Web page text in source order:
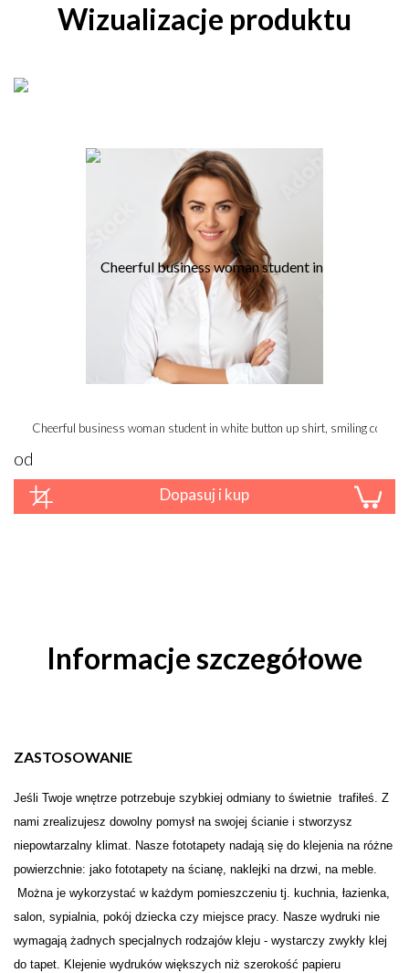
Wizualizacje produktu
Cheerful business woman student in white button up shirt, smiling
od
Dopasuj i kup
Informacje szczegółowe
ZASTOSOWANIE
Jeś li Twoje wnętrze potrzebuje szybkiej odmiany to świetnie trafiłeś. Z
nami zrealizujesz dowolny pomysł na swojej ścianie i stworzysz
niepowtarzalny klimat. Nasze fototapety nadają się do klejenia na różne
powierzchnie: jako fototapety na ścianę, naklejki na drzwi, na meble.
Można je wykorzystać w każdym pomieszczeniu tj. kuchnia, łazienka,
salon, sypialnia, pokój dziecka czy miejsce pracy. Nasze wydruki nie
wymagają żadnych specjalnych rodzajów kleju - wystarczy zwykły klej
do tapet. Klejenie wydruków większych niż szerokość papieru